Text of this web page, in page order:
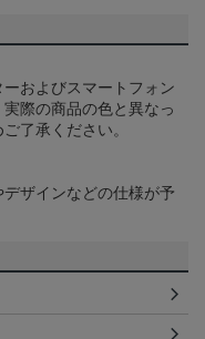
およびスマートフォン
際の商品の色と異なっ
了承ください。
ザインなどの仕様が予